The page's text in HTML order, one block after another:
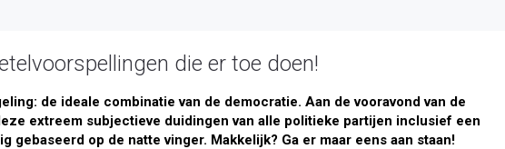
die er toe doen!
de ideale combinatie van de democratie. Aan de vooravond van de
extreem subjectieve duidingen van alle politieke partijen inclusief een
gebaseerd op de natte vinger. Makkelijk? Ga er maar eens aan staan!